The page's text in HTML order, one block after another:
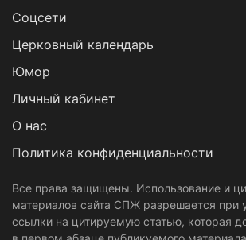
Cоцсети
Церковный календарь
Юмор
Личный кабинет
О нас
Политика конфиденциальности
Все права защищены. Использование и
материалов сайта СПЖ разрешается при
ссылки на цитируемую статью, которая